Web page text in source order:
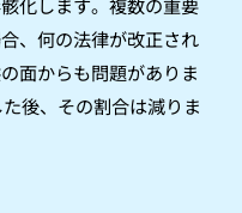
化します。複数の重要
、何の法律が改正され
面からも問題がありま
後、その割合は減りま